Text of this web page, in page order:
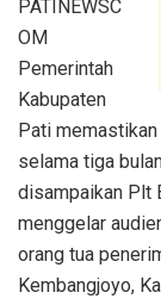
PATINEWSC
OM
Pemerintah
Kabupaten
Pati
selama tiga
disampaikan Plt
menggelar
orang tua
Kembangjoyo,